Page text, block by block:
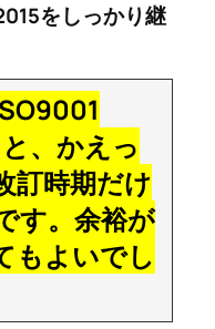
をしっかり継
、かえっ
訂時期だけ
す。余裕が
もよいでし